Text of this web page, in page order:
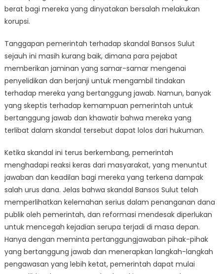
berat bagi mereka yang dinyatakan bersalah melakukan
korupsi.
Tanggapan pemerintah terhadap skandal Bansos Sulut
sejauh ini masih kurang baik, dimana para pejabat
memberikan jaminan yang samar-samar mengenai
penyelidikan dan berjanji untuk mengambil tindakan
terhadap mereka yang bertanggung jawab. Namun, banyak
yang skeptis terhadap kemampuan pemerintah untuk
bertanggung jawab dan khawatir bahwa mereka yang
terlibat dalam skandal tersebut dapat lolos dari hukuman.
Ketika skandal ini terus berkembang, pemerintah
menghadapi reaksi keras dari masyarakat, yang menuntut
jawaban dan keadilan bagi mereka yang terkena dampak
salah urus dana. Jelas bahwa skandal Bansos Sulut telah
memperlihatkan kelemahan serius dalam penanganan dana
publik oleh pemerintah, dan reformasi mendesak diperlukan
untuk mencegah kejadian serupa terjadi di masa depan.
Hanya dengan meminta pertanggungjawaban pihak-pihak
yang bertanggung jawab dan menerapkan langkah-langkah
pengawasan yang lebih ketat, pemerintah dapat mulai